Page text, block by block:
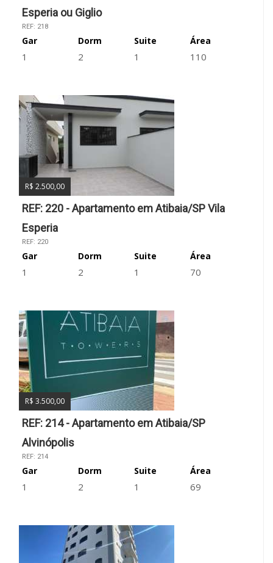
Esperia ou Giglio
REF: 218
Gar
1
Dorm
2
Suite
1
Área
110
R$ 2.500,00
REF: 220 - Apartamento em Atibaia/SP Vila
Esperia
REF: 220
Gar
1
Dorm
2
Suite
1
Área
70
R$ 3.500,00
REF: 214 - Apartamento em Atibaia/SP
Alvinópolis
REF: 214
Gar
1
Dorm
2
Suite
1
Área
69